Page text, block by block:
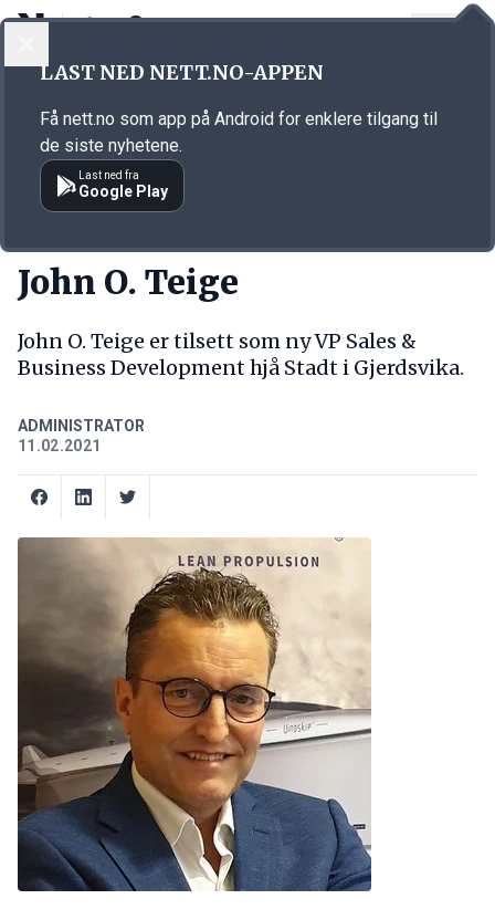
Annonsørinnhold
John O. Teige
John O. Teige er tilsett som ny VP Sales &
Business Development hjå Stadt i Gjerdsvika.
ADMINISTRATOR
11.02.2021
LAST NED NETT.NO-APPEN
Få nett.no som app på Android for enklere tilgang til
de siste nyhetene.
Last ned fra
Google Play